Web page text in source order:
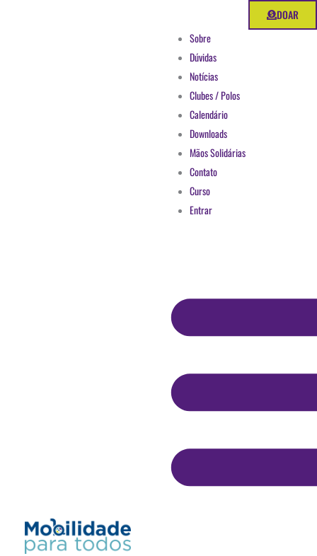
DOAR
Sobre
Dúvidas
Notícias
Clubes / Polos
Calendário
Downloads
Mãos Solidárias
Contato
Curso
Entrar